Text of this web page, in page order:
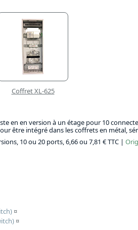
Coffret XL-625
en en version à un étage pour 10
être intégré dans les coffrets en métal,
10 ou 20 ports, 6,66 ou 7,81 € TTC |
¤
¤